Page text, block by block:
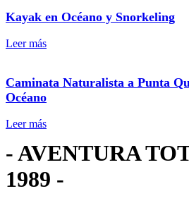
Kayak en Océano y Snorkeling
Leer más
Caminata Naturalista a Punta
Océano
Leer más
- AVENTURA
1989 -